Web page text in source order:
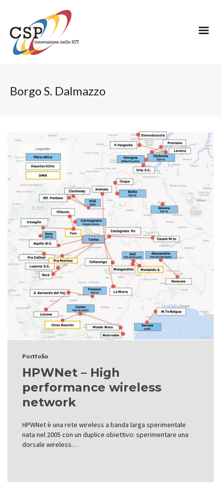
Borgo S. Dalmazzo
Portfolio
HPWNet – High
performance wireless
network
HPWNet è una rete wireless a banda larga sperimentale
nata nel 2005 con un duplice obiettivo: sperimentare una
dorsale wireless…